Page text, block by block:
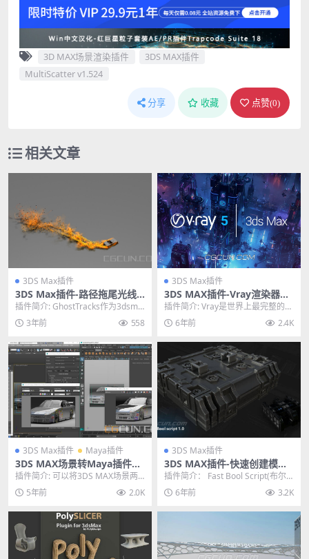
3D MAX场景渲染插件
3DS MAX插件
MultiScatter v1.524
分享 收藏 点赞(0)
相关文章
3DS Max插件
3DS Max插件-路径拖尾光线
刀光动画插件 Ghost Trails
插件简介: GhostTracks作为3dsma
x的动画挤出修改器，旨在提供出
色...3年前 558
3DS Max插件
3DS MAX插件-Vray渲染器插
件 V-Ray v5.00.03 WIN正式
破解版
插件简介: Vray是世界上最完整的3
D渲染工具，它可用于3ds Max中使
用。...6年前 2.4K
3DS Max插件 Maya插件
3DS MAX场景转Maya插件破
解版 MaxToMaya v2.9 for M
aya
插件简介: 可以将3DS MAX场景两
步转换成Maya场景，方便MAX和M
aya...5年前 2.0K
3DS Max插件
3DS MAX插件-快速创建模型
布尔插件 Fast Bool Script 1.
0 含使用教程
插件简介： Fast Bool Script(布尔
效果创建3dsmax插件)是一...
6年前 3.2K